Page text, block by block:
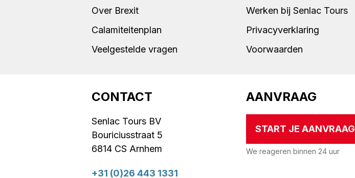
Over Brexit
Calamiteitenplan
Veelgestelde vragen
Werken bij Senlac Tours
Privacyverklaring
Voorwaarden
CONTACT
Senlac Tours BV
Bouriciusstraat 5
6814 CS Arnhem
+31 (0)26 443 1331
AANVRAAG
START JE AANVRAAG
We reageren binnen 24 uur